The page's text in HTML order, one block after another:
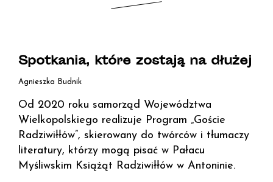
Spotkania, które zostają na dłużej
Agnieszka Budnik
Od 2020 roku samorząd Województwa
Wielkopolskiego realizuje Program „Goście
Radziwiłłów”, skierowany do twórców i tłumaczy
literatury, którzy mogą pisać w Pałacu
Myśliwskim Książąt Radziwiłłów w Antoninie.